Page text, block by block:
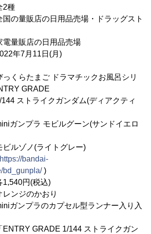
種
国の量販店の日用品売場・ドラッグスト
の日用品売場
年7月11日(月)
くらたまご ドラマチックお風呂シリ
GRADE
イクガンダム(ディアクティ
モビルグーン(サンドイエロ
(ライトグレー)
https://bandai-
bd_gunpla/)
円(税込)
ジのかおり
ガンプラのカプセル型ランナー入り入
1/144 ストライクガン